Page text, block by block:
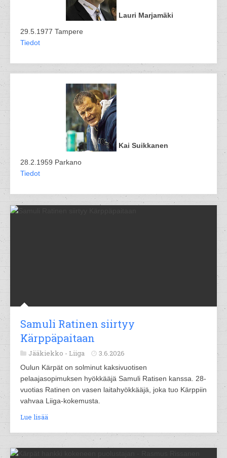
Lauri Marjamäki
29.5.1977 Tampere
Tiedot
Kai Suikkanen
28.2.1959 Parkano
Tiedot
Samuli Ratinen siirtyy
Kärppäpaitaan
Jääkiekko - Liiga 3.6.2026
Oulun Kärpät on solminut kaksivuotisen
pelaajasopimuksen hyökkääjä Samuli Ratisen kanssa. 28-
vuotias Ratinen on vasen laitahyökkääjä, joka tuo Kärppiin
vahvaa Liiga-kokemusta.
Lue lisää